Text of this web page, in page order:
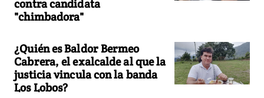
contra candidata
"chimbadora"
¿Quién es Baldor Bermeo
Cabrera, el exalcalde al que la
justicia vincula con la banda
Los Lobos?